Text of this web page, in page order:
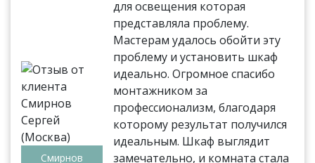
Смирнов
для освещения которая
представляла проблему.
Мастерам удалось обойти эту
проблему и установить шкаф
идеально. Огромное спасибо
монтажником за
профессионализм, благодаря
которому результат получился
идеальным. Шкаф выглядит
замечательно, и комната стала